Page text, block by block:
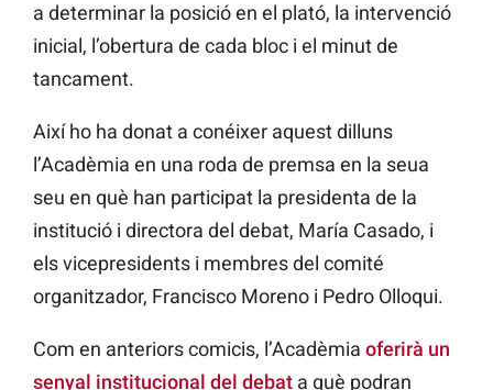
a determinar la posició en el plató, la intervenció
inicial, l’obertura de cada bloc i el minut de
tancament.
Així ho ha donat a conéixer aquest dilluns
l’Acadèmia en una roda de premsa en la seua
seu en què han participat la presidenta de la
institució i directora del debat, María Casado, i
els vicepresidents i membres del comité
organitzador, Francisco Moreno i Pedro Olloqui.
Com en anteriors comicis, l’Acadèmia oferirà un
senyal institucional del debat a què podran